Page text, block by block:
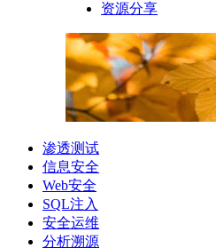
资源分享
渗透测试
信息安全
Web安全
SQL注入
安全运维
分析溯源